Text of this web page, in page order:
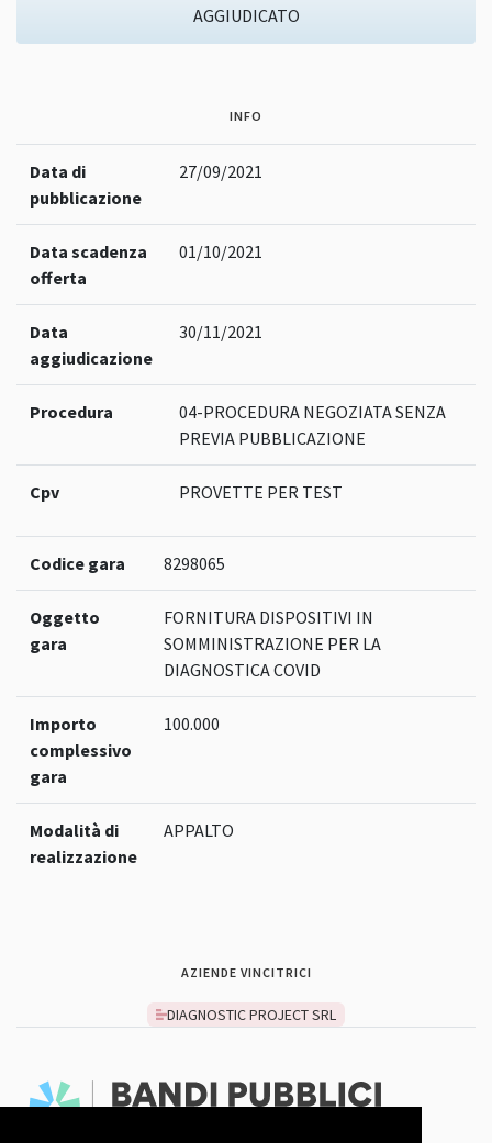
AGGIUDICATO
INFO
Data di
pubblicazione
27/09/2021
Data scadenza
offerta
01/10/2021
Data
aggiudicazione
30/11/2021
Procedura
04-PROCEDURA NEGOZIATA SENZA
PREVIA PUBBLICAZIONE
Cpv PROVETTE PER TEST
Codice gara 8298065
Oggetto
gara
FORNITURA DISPOSITIVI IN
SOMMINISTRAZIONE PER LA
DIAGNOSTICA COVID
Importo
complessivo
gara
100.000
Modalità di
realizzazione
APPALTO
AZIENDE VINCITRICI
DIAGNOSTIC PROJECT SRL